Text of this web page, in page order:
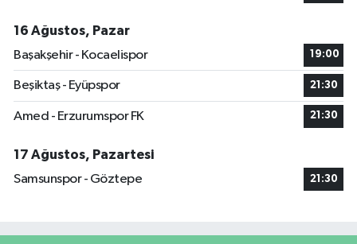
16 Ağustos, Pazar
Başakşehir - Kocaelispor
19:00
Beşiktaş - Eyüpspor 21:30
Amed - Erzurumspor FK 21:30
17 Ağustos, Pazartesi
Samsunspor - Göztepe
21:30